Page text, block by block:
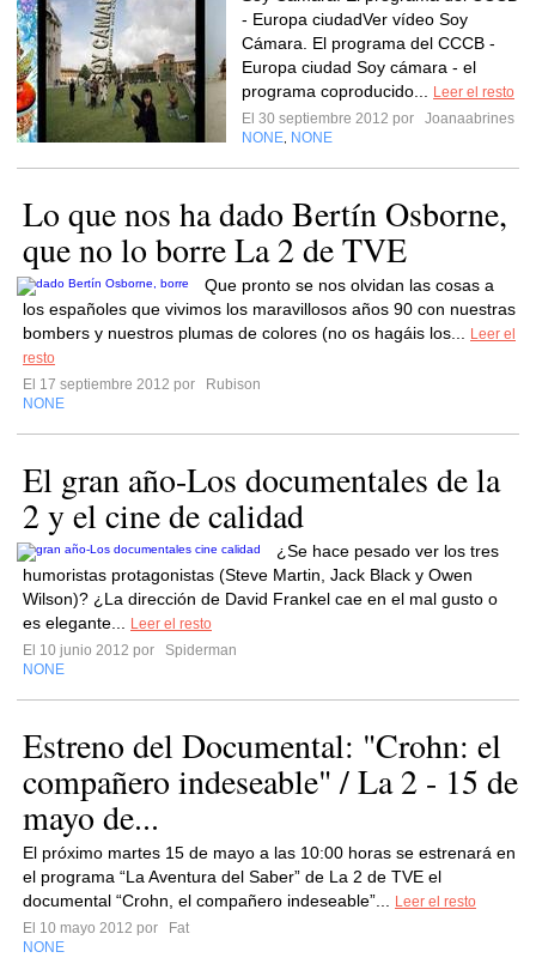
- Europa ciudadVer vídeo Soy
Cámara. El programa del CCCB -
Europa ciudad Soy cámara - el
programa coproducido...
Leer el resto
El 30 septiembre 2012 por
Joanaabrines
NONE NONE
Lo que nos ha dado Bertín Osborne,
que no lo borre La 2 de TVE
Que pronto se nos olvidan las cosas a
los españoles que vivimos los maravillosos años 90 con nuestras
bombers y nuestros plumas de colores (no os hagáis los...
Leer el
resto
El 17 septiembre 2012 por
Rubison
NONE
El gran año-Los documentales de la
2 y el cine de calidad
¿Se hace pesado ver los tres
humoristas protagonistas (Steve Martin, Jack Black y Owen
Wilson)? ¿La dirección de David Frankel cae en el mal gusto o
es elegante...
Leer el resto
El 10 junio 2012 por
Spiderman
NONE
Estreno del Documental: "Crohn: el
compañero indeseable" / La 2 - 15 de
mayo de...
El próximo martes 15 de mayo a las 10:00 horas se estrenará en
el programa “La Aventura del Saber” de La 2 de TVE el
documental “Crohn, el compañero indeseable”...
Leer el resto
El 10 mayo 2012 por
Fat
NONE